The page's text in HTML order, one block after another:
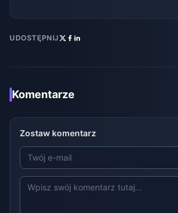
UDOSTĘPNIJ
Komentarze
Zostaw komentarz